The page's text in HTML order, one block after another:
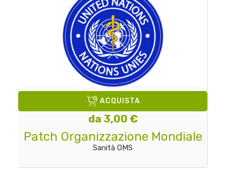
ACQUISTA
da 3,00 €
Patch Organizzazione Mondiale
Sanità OMS